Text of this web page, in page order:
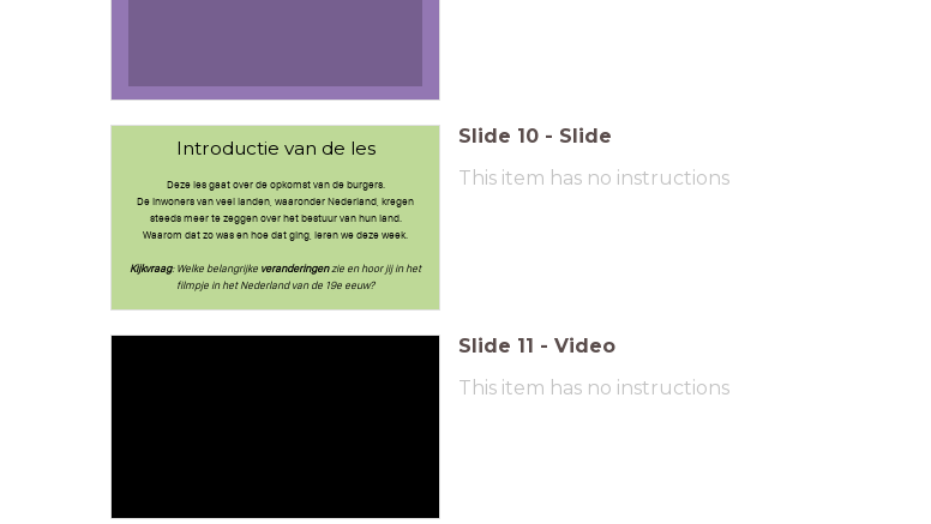
Introductie van de les
Deze les gaat over de opkomst van de burgers.
De inwoners van veel landen, waaronder Nederland, kregen
steeds meer te zeggen over het bestuur van hun land.
Waarom dat zo was en hoe dat ging, leren we deze week.
Kijkvraag: Welke belangrijke veranderingenzie en hoor jij in het
filmpje in het Nederland van de 19e eeuw?
Slide 10 - Slide
This item has no instructions
Slide 11 - Video
This item has no instructions